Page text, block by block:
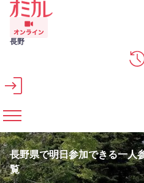
メインコンテンツへスキップ
長野
長野県で明日参加できる一人
覧